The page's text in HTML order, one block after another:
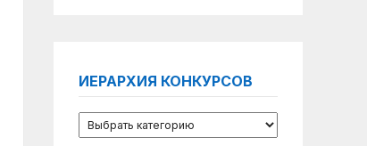
ИЕРАРХИЯ КОНКУРСОВ